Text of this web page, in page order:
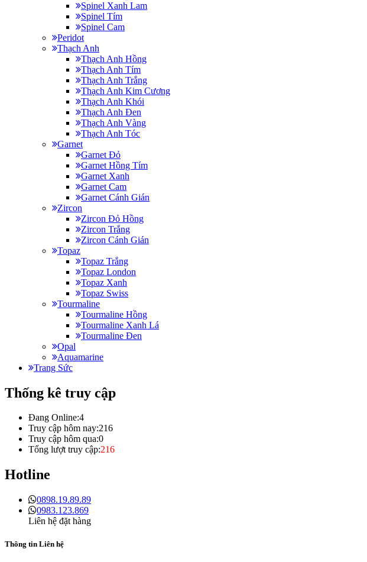
Spinel Xanh Lam
Spinel Tím
Spinel Cam
Peridot
Thạch Anh
Thạch Anh Hồng
Thạch Anh Tím
Thạch Anh Trắng
Thạch Anh Kim Cương
Thạch Anh Khói
Thạch Anh Đen
Thạch Anh Vàng
Thạch Anh Tóc
Garnet
Garnet Đỏ
Garnet Hồng Tím
Garnet Xanh
Garnet Cam
Garnet Cánh Gián
Zircon
Zircon Đỏ Hồng
Zircon Trắng
Zircon Cánh Gián
Topaz
Topaz Trắng
Topaz London
Topaz Xanh
Topaz Swiss
Tourmaline
Tourmaline Hồng
Tourmaline Xanh Lá
Tourmaline Đen
Opal
Aquamarine
Trang Sức
Thống kê truy cập
Đang Online:4
Truy cập hôm nay:216
Truy cập hôm qua:0
Tổng lượt truy cập:216
Hotline
0898.19.89.89
0983.123.869
Liên hệ đặt hàng
Thông tin Liên hệ